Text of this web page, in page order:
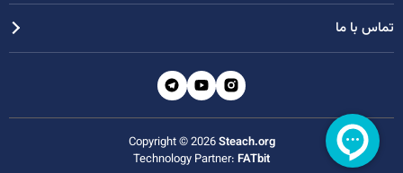
تماس با ما
Copyright © 2026Steach.org
Technology Partner: FATbit